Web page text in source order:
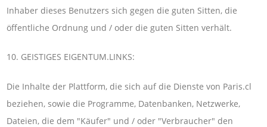
Inhaber dieses Benutzers sich gegen die guten Sitten, die
öffentliche Ordnung und / oder die guten Sitten verhält.
10. GEISTIGES EIGENTUM.LINKS:
Die Inhalte der Plattform, die sich auf die Dienste von Paris.cl
beziehen, sowie die Programme, Datenbanken, Netzwerke,
Dateien, die dem "Käufer" und / oder "Verbraucher" den